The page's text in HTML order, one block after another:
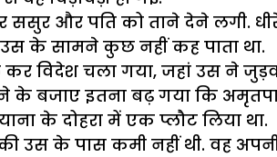
और पति को ताने देने लगी.
उस के सामने कुछ नहीं कह पाता था.
चला गया, जहां उस ने
इतना बढ़ गया कि
के दोहरा में एक प्लौट लिया था.
उस के पास कमी नहीं थी. वह